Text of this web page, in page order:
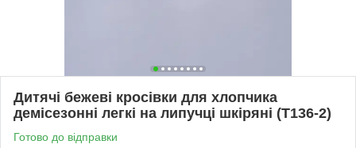
Дитячі бежеві кросівки для хлопчика
демісезонні легкі на липучці шкіряні (T136-2)
Готово до відправки